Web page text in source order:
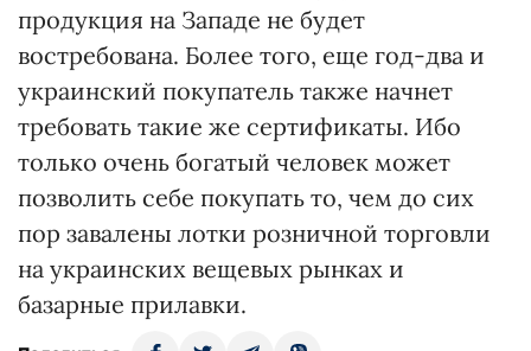
продукция на Западе не будет
востребована. Более того, еще год-два и
украинский покупатель также начнет
требовать такие же сертификаты. Ибо
только очень богатый человек может
позволить себе покупать то, чем до сих
пор завалены лотки розничной торговли
на украинских вещевых рынках и
базарные прилавки.